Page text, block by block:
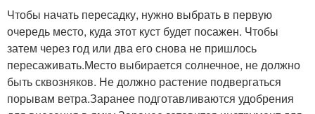
Чтобы начать пересадку, нужно выбрать в первую
очередь место, куда этот куст будет посажен. Чтобы
затем через год или два его снова не пришлось
пересаживать.Место выбирается солнечное, не должно
быть сквозняков. Не должно растение подвергаться
порывам ветра.Заранее подготавливаются удобрения